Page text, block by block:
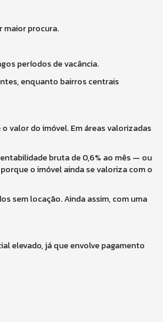
maior procura.
períodos de vacância.
enquanto bairros centrais
o valor do imóvel. Em áreas valorizadas
bruta de 0,6% ao mês — ou
o imóvel ainda se valoriza com o
sem locação. Ainda assim, com uma
elevado, já que envolve pagamento